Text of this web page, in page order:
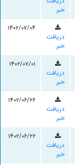
خبر
دریافت
خبر
۱۴۰۲/۰۷/۰۴
دریافت
خبر
۱۴۰۲/۰۷/۰۱
دریافت
خبر
۱۴۰۲/۰۶/۲۶
دریافت
خبر
۱۴۰۲/۰۶/۲۲